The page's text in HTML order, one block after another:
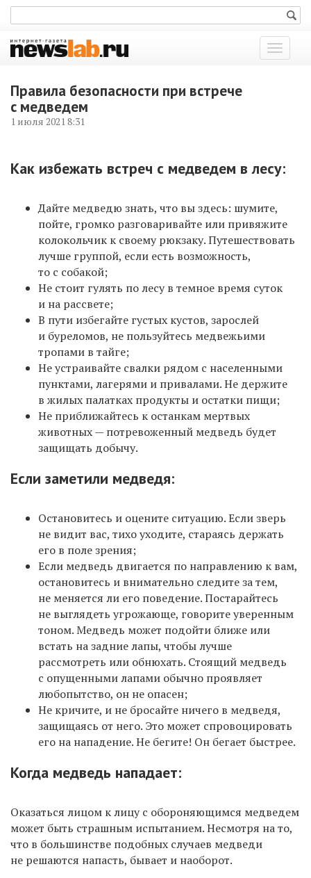
Показать
меню
Правила безопасности при встрече
с медведем
1 июля 2021 8:31
Как избежать встреч с медведем в лесу:
Дайте медведю знать, что вы здесь: шумите,
пойте, громко разговаривайте или привяжите
колокольчик к своему рюкзаку. Путешествовать
лучше группой, если есть возможность,
то с собакой;
Не стоит гулять по лесу в темное время суток
и на рассвете;
В пути избегайте густых кустов, зарослей
и буреломов, не пользуйтесь медвежьими
тропами в тайге;
Не устраивайте свалки рядом с населенными
пунктами, лагерями и привалами. Не держите
в жилых палатках продукты и остатки пищи;
Не приближайтесь к останкам мертвых
животных — потревоженный медведь будет
защищать добычу.
Если заметили медведя:
Остановитесь и оцените ситуацию. Если зверь
не видит вас, тихо уходите, стараясь держать
его в поле зрения;
Если медведь двигается по направлению к вам,
остановитесь и внимательно следите за тем,
не меняется ли его поведение. Постарайтесь
не выглядеть угрожающе, говорите уверенным
тоном. Медведь может подойти ближе или
встать на задние лапы, чтобы лучше
рассмотреть или обнюхать. Стоящий медведь
с опущенными лапами обычно проявляет
любопытство, он не опасен;
Не кричите, и не бросайте ничего в медведя,
защищаясь от него. Это может спровоцировать
его на нападение. Не бегите! Он бегает быстрее.
Когда медведь нападает:
Оказаться лицом к лицу с обороняющимся медведем
может быть страшным испытанием. Несмотря на то,
что в большинстве подобных случаев медведи
не решаются напасть, бывает и наоборот.